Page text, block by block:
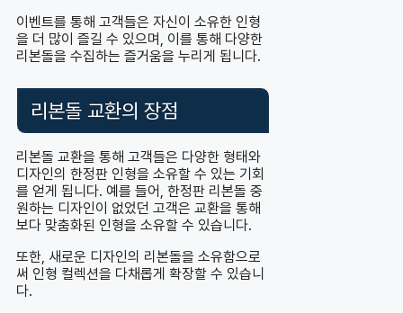
이벤트를 통해 고객들은 자신이 소유한 인형
을 더 많이 즐길 수 있으며, 이를 통해 다양한
리본돌을 수집하는 즐거움을 누리게 됩니다.
리본돌 교환의 장점
리본돌 교환을 통해 고객들은 다양한 형태와
디자인의 한정판 인형을 소유할 수 있는 기회
를 얻게 됩니다. 예를 들어, 한정판 리본돌 중
원하는 디자인이 없었던 고객은 교환을 통해
보다 맞춤화된 인형을 소유할 수 있습니다.
또한, 새로운 디자인의 리본돌을 소유함으로
써 인형 컬렉션을 다채롭게 확장할 수 있습니
다.